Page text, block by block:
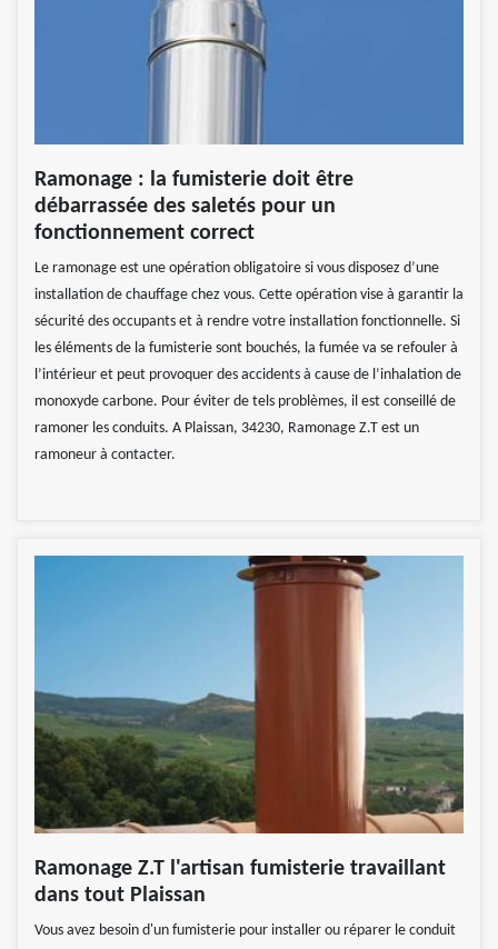
Ramonage : la fumisterie doit être
débarrassée des saletés pour un
fonctionnement correct
Le ramonage est une opération obligatoire si vous disposez d’une
installation de chauffage chez vous. Cette opération vise à garantir la
sécurité des occupants et à rendre votre installation fonctionnelle. Si
les éléments de la fumisterie sont bouchés, la fumée va se refouler à
l’intérieur et peut provoquer des accidents à cause de l’inhalation de
monoxyde carbone. Pour éviter de tels problèmes, il est conseillé de
ramoner les conduits. A Plaissan, 34230, Ramonage Z.T est un
ramoneur à contacter.
Ramonage Z.T l'artisan fumisterie travaillant
dans tout Plaissan
Vous avez besoin d'un fumisterie pour installer ou réparer le conduit